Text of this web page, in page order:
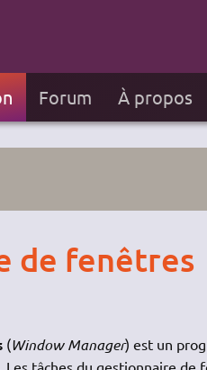
Forum À propos
de fenêtres
(Window Manager) est un